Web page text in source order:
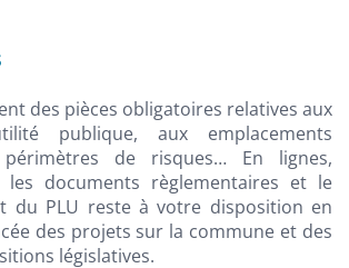
des pièces obligatoires relatives aux
publique, aux emplacements
de risques… En lignes,
les documents règlementaires et le
du PLU reste à votre disposition en
des projets sur la commune et des
législatives.